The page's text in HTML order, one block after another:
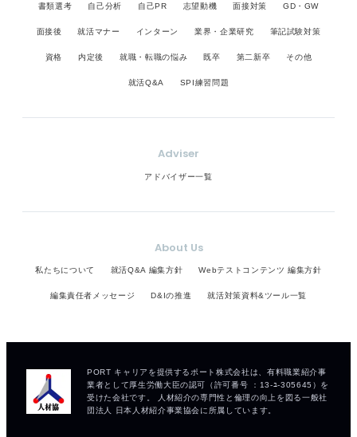
書類選考 自己分析 自己PR 志望動機 面接対策 GD・GW
面接後 就活マナー インターン 業界・企業研究 筆記試験対策
資格 内定後 就職・転職の悩み 既卒 第二新卒 その他
就活Q&A SPI練習問題
Adviser
アドバイザー一覧
About Us
私たちについて 就活Q&A 編集方針 Webテストコンテンツ 編集方針
編集責任者メッセージ D&Iの推進 就活対策資料&ツール一覧